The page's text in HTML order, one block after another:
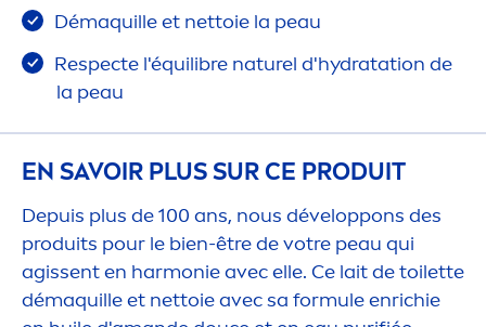
Démaquille et nettoie la peau
Respecte l'équilibre naturel d'hydratation de
la peau
EN SAVOIR PLUS SUR CE PRODUIT
Depuis plus de 100 ans, nous développons des
produits pour le bien-être de votre peau qui
agissent en harmonie avec elle. Ce lait de toilette
démaquille et nettoie avec sa formule enrichie